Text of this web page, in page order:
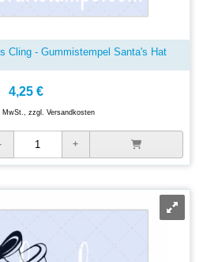
Cling - Gummistempel Santa's Hat
4,25 €
MwSt., zzgl. Versandkosten